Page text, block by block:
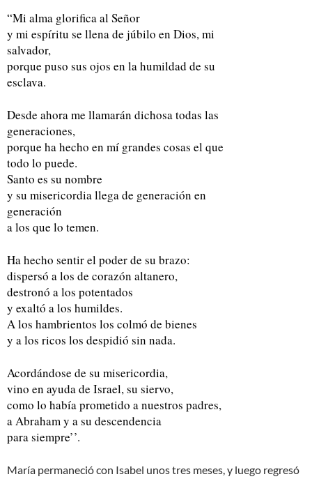
“Mi alma glorifica al Señor
y mi espíritu se llena de júbilo en Dios, mi
salvador,
porque puso sus ojos en la humildad de su
esclava.
Desde ahora me llamarán dichosa todas las
generaciones,
porque ha hecho en mí grandes cosas el que
todo lo puede.
Santo es su nombre
y su misericordia llega de generación en
generación
a los que lo temen.
Ha hecho sentir el poder de su brazo:
dispersó a los de corazón altanero,
destronó a los potentados
y exaltó a los humildes.
A los hambrientos los colmó de bienes
y a los ricos los despidió sin nada.
Acordándose de su misericordia,
vino en ayuda de Israel, su siervo,
como lo había prometido a nuestros padres,
a Abraham y a su descendencia
para siempre’’.
María permaneció con Isabel unos tres meses, y luego regresó